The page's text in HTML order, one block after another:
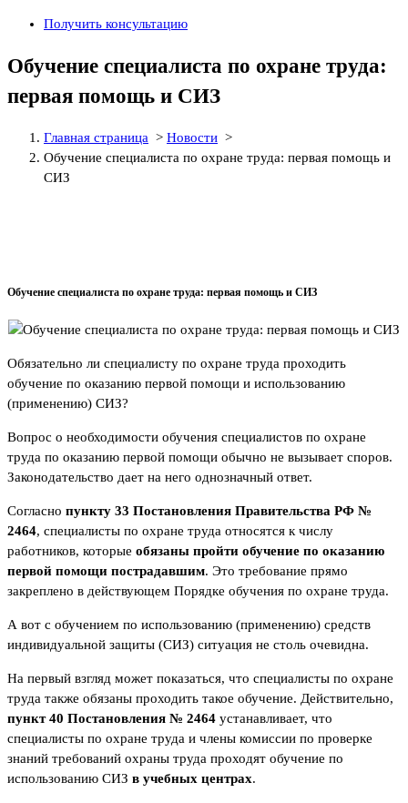
Получить консультацию
Обучение специалиста по охране труда:
первая помощь и СИЗ
Главная страница > Новости >
Обучение специалиста по охране труда: первая помощь и
СИЗ
Обучение специалиста по охране труда: первая помощь и СИЗ
Обязательно ли специалисту по охране труда проходить
обучение по оказанию первой помощи и использованию
(применению) СИЗ?
Вопрос о необходимости обучения специалистов по охране
труда по оказанию первой помощи обычно не вызывает споров.
Законодательство дает на него однозначный ответ.
Согласно пункту 33 Постановления Правительства РФ №
2464, специалисты по охране труда относятся к числу
работников, которые обязаны пройти обучение по оказанию
первой помощи пострадавшим. Это требование прямо
закреплено в действующем Порядке обучения по охране труда.
А вот с обучением по использованию (применению) средств
индивидуальной защиты (СИЗ) ситуация не столь очевидна.
На первый взгляд может показаться, что специалисты по охране
труда также обязаны проходить такое обучение. Действительно,
пункт 40 Постановления № 2464 устанавливает, что
специалисты по охране труда и члены комиссии по проверке
знаний требований охраны труда проходят обучение по
использованию СИЗ в учебных центрах.